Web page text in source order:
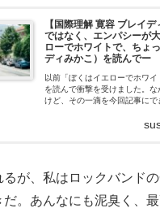
【国際理解 寛容 ブレイ
ではなく、エンパシーが
ローでホワイトで、ちょ
ディみかこ）を読んでー
以前「ぼくはイエローでホワイ
を読んで衝撃を受けました。
けど、その一滴を今回記事に
るという光景が当たり前にな
が、私はロックバンド
だ。あんなにも泥臭く、